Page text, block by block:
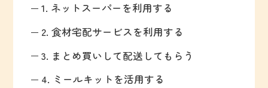
1. ネットスーパーを利用する
2. 食材宅配サービスを利用する
3. まとめ買いして配送してもらう
4. ミールキットを活用する